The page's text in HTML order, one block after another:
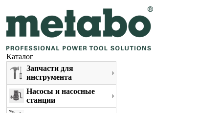
Каталог
Запчасти для
инструмента
Насосы и насосные
станции